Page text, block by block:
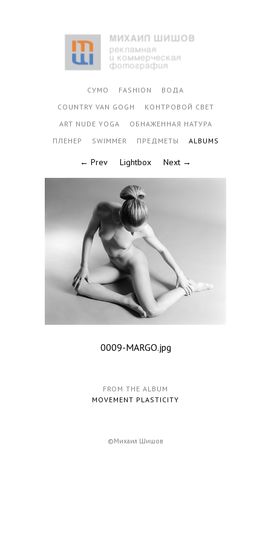
СУМО FASHION
ВОДА
COUNTRY VAN GOGH
КОНТРОВОЙ СВЕТ
ART NUDE YOGA
ОБНАЖЕННАЯ НАТУРА
ПЛЕНЕР
SWIMMER ПРЕДМЕТЫ ALBUMS
← Prev Lightbox Next →
0009-MARGO.jpg
FROM THE ALBUM
MOVEMENT PLASTICITY
©Михаил Шишов